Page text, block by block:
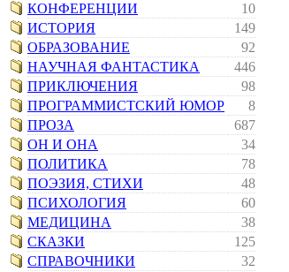
КОНФЕРЕНЦИИ
10
ИСТОРИЯ
149
ОБРАЗОВАНИЕ
92
НАУЧНАЯ ФАНТАСТИКА
446
ПРИКЛЮЧЕНИЯ
98
ПРОГРАММИСТСКИЙ ЮМОР
8
ПРОЗА
687
ОН И ОНА
34
ПОЛИТИКА
78
ПОЭЗИЯ, СТИХИ
48
ПСИХОЛОГИЯ
60
МЕДИЦИНА
38
СКАЗКИ
125
СПРАВОЧНИКИ
32